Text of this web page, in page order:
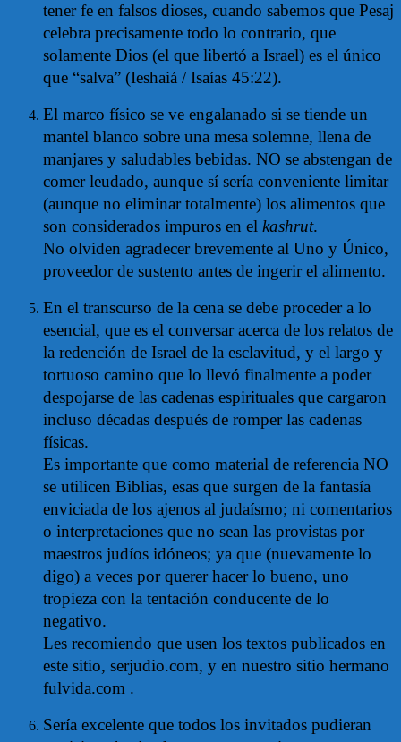
tener fe en falsos dioses, cuando sabemos que Pesaj
celebra precisamente todo lo contrario, que
solamente Dios (el que libertó a Israel) es el único
que “salva” (Ieshaiá / Isaías 45:22).
El marco físico se ve engalanado si se tiende un
mantel blanco sobre una mesa solemne, llena de
manjares y saludables bebidas. NO se abstengan de
comer leudado, aunque sí sería conveniente limitar
(aunque no eliminar totalmente) los alimentos que
son considerados impuros en el kashrut.
No olviden agradecer brevemente al Uno y Único,
proveedor de sustento antes de ingerir el alimento.
En el transcurso de la cena se debe proceder a lo
esencial, que es el conversar acerca de los relatos de
la redención de Israel de la esclavitud, y el largo y
tortuoso camino que lo llevó finalmente a poder
despojarse de las cadenas espirituales que cargaron
incluso décadas después de romper las cadenas
físicas.
Es importante que como material de referencia NO
se utilicen Biblias, esas que surgen de la fantasía
enviciada de los ajenos al judaísmo; ni comentarios
o interpretaciones que no sean las provistas por
maestros judíos idóneos; ya que (nuevamente lo
digo) a veces por querer hacer lo bueno, uno
tropieza con la tentación conducente de lo
negativo.
Les recomiendo que usen los textos publicados en
este sitio, serjudio.com, y en nuestro sitio hermano
fulvida.com .
Sería excelente que todos los invitados pudieran